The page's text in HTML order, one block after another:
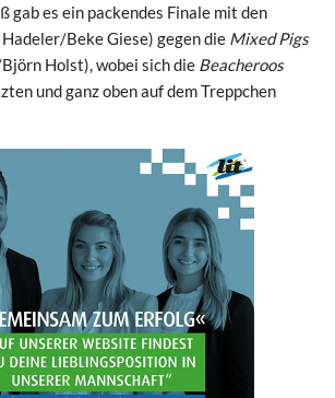
gab es ein packendes Finale mit den
Beke Giese) gegen die Mixed Pigs
Holst), wobei sich die Beacheroos
und ganz oben auf dem Treppchen